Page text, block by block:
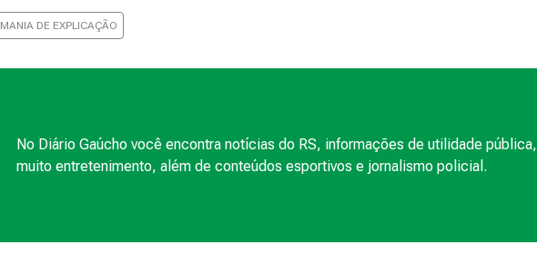
MANIA DE EXPLICAÇÃO
No Diário Gaúcho você encontra notícias do RS, informações de utilidade pública,
muito entretenimento, além de conteúdos esportivos e jornalismo policial.